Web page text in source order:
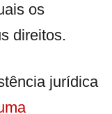
os
direitos.
jurídica